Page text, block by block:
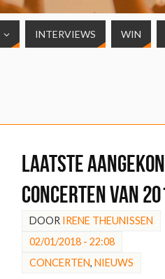
INTERVIEWS WIN
Laatste
concerten van
DOOR IRENE THEUNISSEN
02/01/2018 - 22:08
CONCERTEN, NIEUWS